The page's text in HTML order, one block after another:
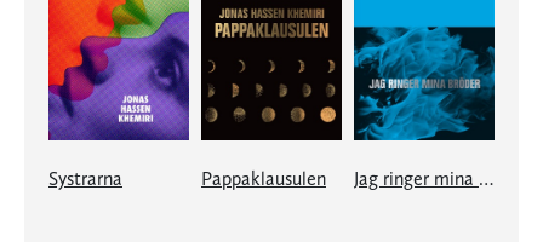
Systrarna Pappaklausulen Jag ringer mina bröder